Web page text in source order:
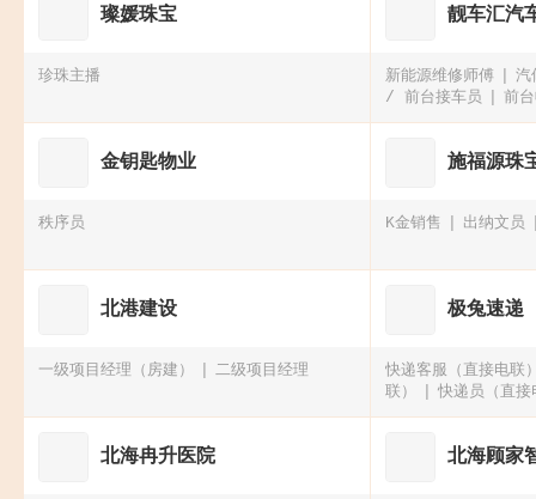
璨媛珠宝
珍珠主播
靓车汇汽
新能源维修师傅
汽
/ 前台接车员
前
金钥匙物业
秩序员
施福源珠
K金销售 出纳文员
北港建设
一级项目经理（房建） 二级项目经理
极兔速递
快递客服（直接电联
联）
快递员（直接
电联）
北海冉升医院 北海顾家